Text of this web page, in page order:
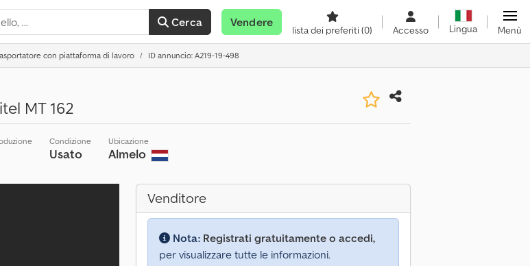
Cerca Vendere
lista dei preferiti (0) Accesso Lingua Menù
con piattaforma di lavoro ID annuncio: A219-19-498
MT 162
Condizione
Usato
Ubicazione
Almelo
Venditore
Nota: Registrati gratuitamente o accedi,
per visualizzare tutte le informazioni.